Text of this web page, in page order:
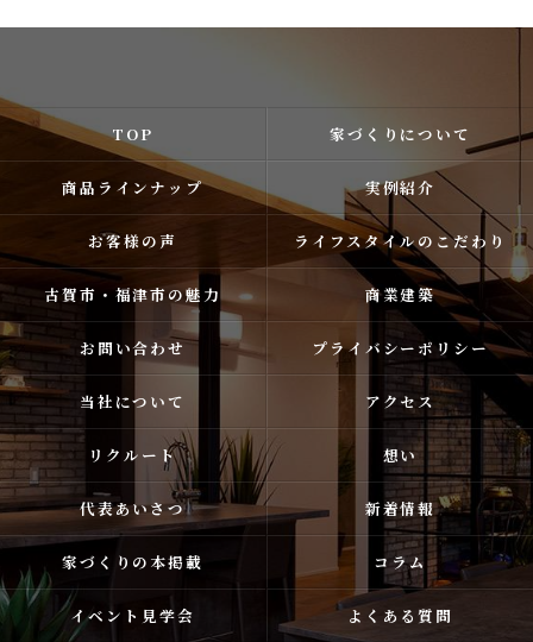
TOP 家づくりについて
商品ラインナップ 実例紹介
お客様の声 ライフスタイルのこだわり
古賀市・福津市の魅力 商業建築
お問い合わせ プライバシーポリシー
当社について アクセス
リクルート 想い
代表あいさつ 新着情報
家づくりの本掲載 コラム
イベント見学会 よくある質問